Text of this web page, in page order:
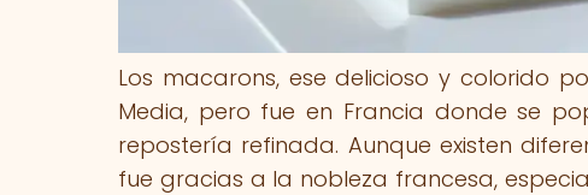
Los macarons, ese delicioso y colorido
Media, pero fue en Francia donde se
repostería refinada. Aunque existen
fue gracias a la nobleza francesa,